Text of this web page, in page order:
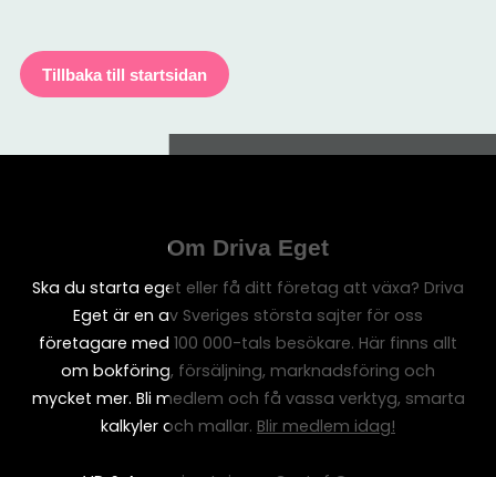
Tillbaka till startsidan
Om Driva Eget
Ska du starta eget eller få ditt företag att växa? Driva
Eget är en av Sveriges största sajter för oss
företagare med 100 000-tals besökare. Här finns allt
om bokföring, försäljning, marknadsföring och
mycket mer. Bli medlem och få vassa verktyg, smarta
kalkyler och mallar. Blir medlem idag!